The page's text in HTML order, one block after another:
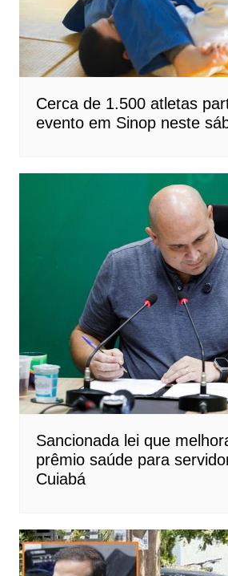
Cerca de 1.500 atletas
evento em Sinop neste
Sancionada lei que
prêmio saúde para
Cuiabá